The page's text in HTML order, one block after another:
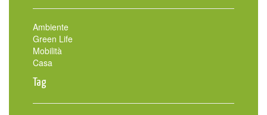
Ambiente
Green Life
Mobilità
Casa
Tag